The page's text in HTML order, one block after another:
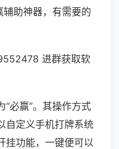
辅助神器，有需要的
进群获取软
必赢”。其操作方式
自定义手机打牌系统
挂功能，一键便可以